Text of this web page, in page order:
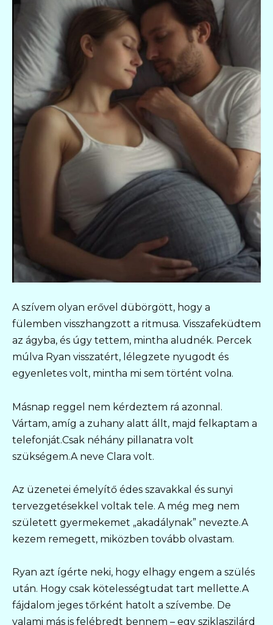
A szívem olyan erővel dübörgött, hogy a
fülemben visszhangzott a ritmusa. Visszafeküdtem
az ágyba, és úgy tettem, mintha aludnék. Percek
múlva Ryan visszatért, lélegzete nyugodt és
egyenletes volt, mintha mi sem történt volna.
Másnap reggel nem kérdeztem rá azonnal.
Vártam, amíg a zuhany alatt állt, majd felkaptam a
telefonját.Csak néhány pillanatra volt
szükségem.A neve Clara volt.
Az üzenetei émelyítő édes szavakkal és sunyi
tervezgetésekkel voltak tele. A még meg nem
született gyermekemet „akadálynak” nevezte.A
kezem remegett, miközben tovább olvastam.
Ryan azt ígérte neki, hogy elhagy engem a szülés
után. Hogy csak kötelességtudat tart mellette.A
fájdalom jeges tőrként hatolt a szívembe. De
valami más is felébredt bennem – egy sziklaszilárd